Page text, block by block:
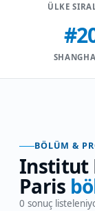
ÜLKE
BÖLÜM &
Institut
Paris
0 sonuç